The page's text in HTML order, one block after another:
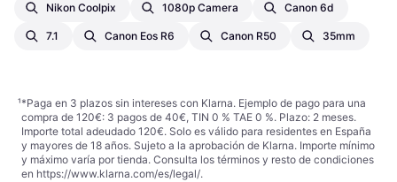
Nikon Coolpix 1080p Camera Canon 6d
7.1 Canon Eos R6 Canon R50 35mm
¹*Paga en 3 plazos sin intereses con Klarna. Ejemplo de pago para una
compra de 120€: 3 pagos de 40€, TIN 0 % TAE 0 %. Plazo: 2 meses.
Importe total adeudado 120€. Solo es válido para residentes en España
y mayores de 18 años. Sujeto a la aprobación de Klarna. Importe mínimo
y máximo varía por tienda. Consulta los términos y resto de condiciones
en https://www.klarna.com/es/legal/.